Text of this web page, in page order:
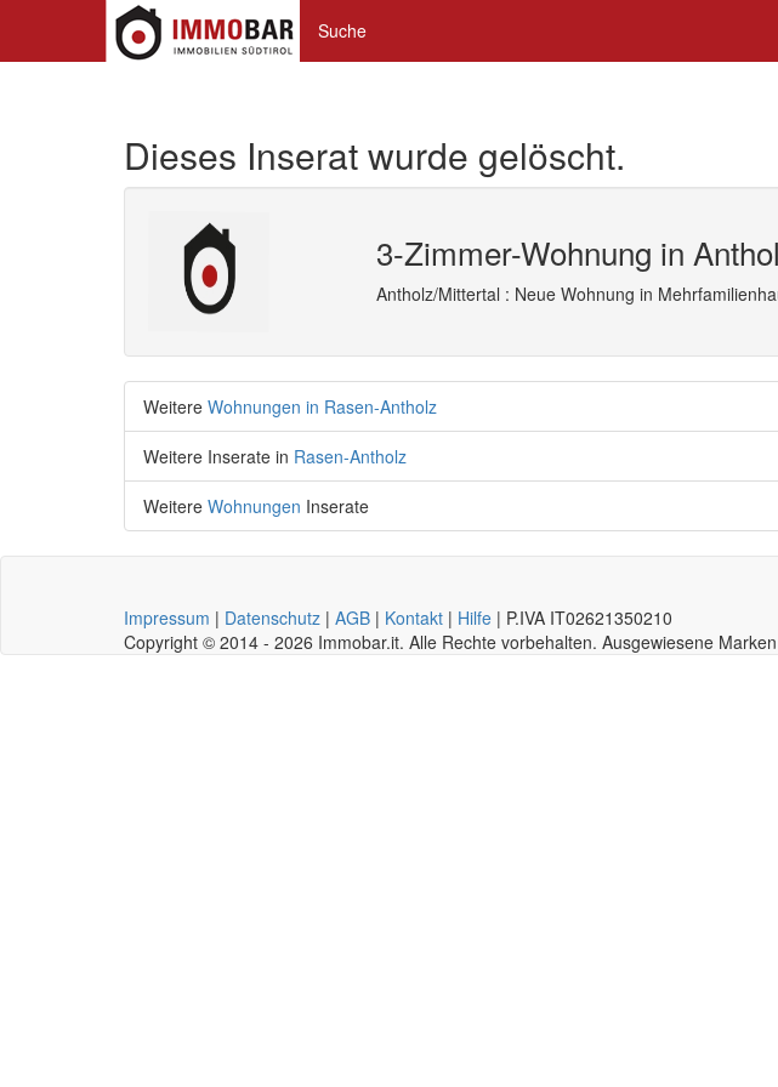
Suche
Dieses Inserat wurde gelöscht.
3-Zimmer-Wohnung in
Antholz/Mittertal : Neue Wohnung in
Weitere Wohnungen in Rasen-Antholz
Weitere Inserate in Rasen-Antholz
Weitere Wohnungen Inserate
Impressum | Datenschutz | AGB | Kontakt | Hilfe | P.IVA IT02621350210
Copyright © 2014 - 2026 Immobar.it. Alle Rechte vorbehalten. Ausgewiesene